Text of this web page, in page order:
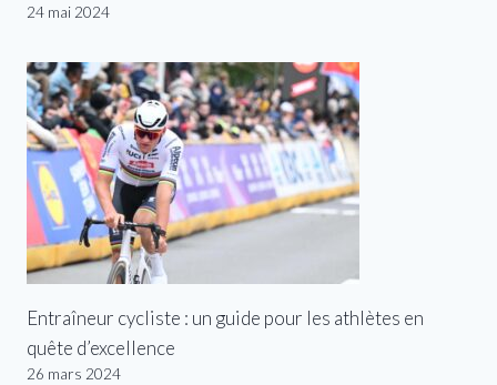
24 mai 2024
Entraîneur cycliste : un guide pour les athlètes en
quête d’excellence
26 mars 2024